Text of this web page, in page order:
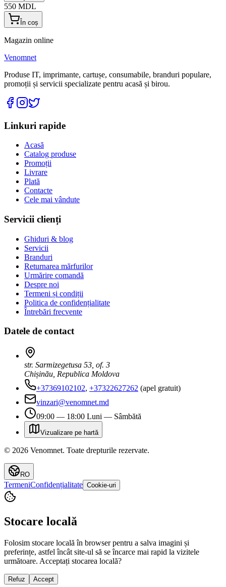
550 MDL
În coș
Magazin online
Venomnet
Produse IT, imprimante, cartușe, consumabile, branduri populare,
promoții și servicii specializate pentru acasă și birou.
Linkuri rapide
Acasă
Catalog produse
Promoții
Livrare
Plată
Contacte
Cele mai vândute
Servicii clienți
Ghiduri & blog
Servicii
Branduri
Returnarea mărfurilor
Urmărire comandă
Despre noi
Termeni și condiții
Politica de confidențialitate
Întrebări frecvente
Datele de contact
str. Sarmizegetusa 53, of. 3
Chișinău, Republica Moldova
+37369102102, +37322627262 (apel gratuit)
vinzari@venomnet.md
09:00 — 18:00 Luni — Sâmbătă
Vizualizare pe hartă
© 2026 Venomnet. Toate drepturile rezervate.
RO
TermeniConfidențialitate Cookie-uri
Stocare locală
Folosim stocare locală în browser pentru a salva imagini și
preferințe, astfel încât site-ul să se încarce mai rapid la vizitele
următoare. Acceptați stocarea locală?
Refuz Accept